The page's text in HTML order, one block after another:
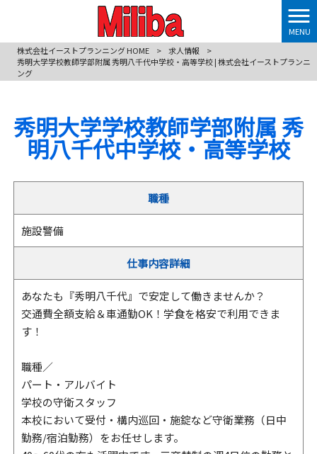
MENU
株式会社イーストプランニング HOME
> 求人情報
>
秀明大学学校教師学部附属 秀明八千代中学校・高等学校 | 株式会社イーストプランニ
ング
秀明大学学校教師学部附属 秀
明八千代中学校・高等学校
職種
施設警備
仕事内容詳細
あなたも『秀明八千代』で安定して働きませんか？
交通費全額支給＆車通勤OK！学食を格安で利用できま
す！
職種／
パート・アルバイト
学校の守衛スタッフ
本校において受付・構内巡回・施錠など守衛業務（日中
勤務/宿泊勤務）をお任せします。